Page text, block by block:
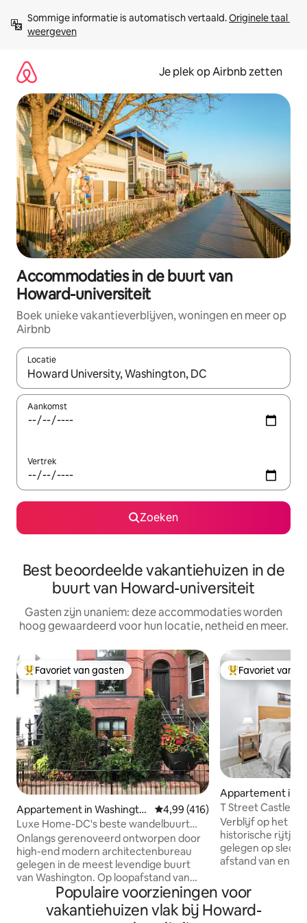
direct
naar
Sommige informatie is automatisch vertaald. Originele taal
weergeven
Je plek op Airbnb zetten
Accommodaties in de buurt van
Howard-universiteit
Boek unieke vakantieverblijven, woningen en meer op
Airbnb
Locatie
Wanneer er resultaten beschikbaar zijn, maak je een keuze
Aankomst
Vertrek
Zoeken
Best beoordeelde vakantiehuizen in de
buurt van Howard-universiteit
Gasten zijn unaniem: deze accommodaties worden
hoog gewaardeerd voor hun locatie, netheid en meer.
Topfavoriet van gasten
Favoriet van gasten
Appartement in Washingto
n
Gemiddelde beoordeling van
4,99 (416)
Luxe Home-DC's beste wandelbuurt
parkeren
Onlangs gerenoveerd ontworpen door
high-end modern architectenbureau
gelegen in de meest levendige buurt
van Washington. Op loopafstand van
veel geweldige restaurants, het
nachtleven en 1 blok naar de metro,
maar toch rustig. Veel zonlicht, hoge
Topfavoriet van
Favoriet van
Appartement in
n
T Street Castle
Verblijf op het
historische
gelegen op
afstand van
van D.C. Dit kasteelvormige huis werd
gebouwd in 1878
oorspronkelijke
Populaire voorzieningen voor
vakantiehuizen vlak bij Howard-